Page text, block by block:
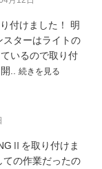
付けました！ 明
ターはライトの
いるので取り付
.. 続きを見る
を取り付けま
ての作業だったの